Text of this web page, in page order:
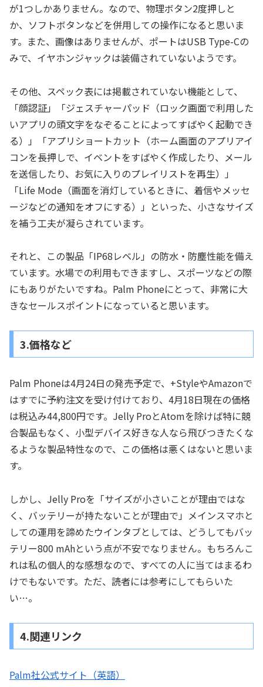
が1つしかありません。なので、物理ボタン2度押しと
か、ソフトボタンなどを併用しての操作になると思いま
す。また、画像はありませんが、ポートはUSB Type-Cの
みで、イヤホンジャックは装備されていないようです。
その他、スペック表には掲載されていない機能として、
「顔認証」「ジェスチャーパッド（ロック画面で利用した
いアプリの頭文字をなぞることによってすばやく起動でき
る）」「アプリショートカット（ホーム画面のアプリアイ
コンを長押しで、イベントをすばやく作成したり、メール
を送信したり、お気に入りのプレイリストを再生）」
「Life Mode（画面を消灯しているときに、着信やメッセ
ージなどの通知をオフにする）」といった、小さなサイズ
を補う工夫が凝らされています。
それと、この製品「IP68レベル」の防水・防塵性能を備え
ています。水場での利用もできますし、スポーツなどの際
にもありがたいですね。Palm Phoneにとって、非常に大
きなセールスポイントになっていると思います。
3.価格など
Palm Phoneは4月24日の発売予定で、+StyleやAmazonで
はすでに予約注文を受け付けており、4月18日現在の価格
は税込み44,800円です。Jelly ProとAtomを除けば特に競
合製品もなく、小型デバイス好きな人なら飛びつきたくな
るような製品特性なので、この価格は悪くはないと思いま
す。
しかし、Jelly Proを「サイズが小さいことが理由ではな
く、バッテリーが持たないことが理由で」メインスマホと
しての運用を諦めたウインタブとしては、どうしてもバッ
テリー800 mAhという点が不安でなりません。もちろんこ
れは私の個人的な感想なので、すべての人に当てはまるわ
けでもないです。ただ、読者には参考にしてもらいた
い…。
4.関連リンク
Palm社公式サイト（英語）